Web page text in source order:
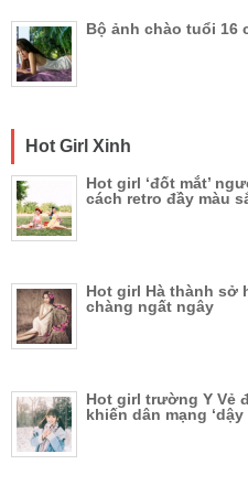
Bộ ảnh chào tuổi 16
Hot Girl Xinh
Hot girl ‘đốt mắt’
cách retro đầy màu
Hot girl Hà thành sở
chàng ngất ngây
Hot girl trường Y Vẻ
khiến dân mạng ‘dậy